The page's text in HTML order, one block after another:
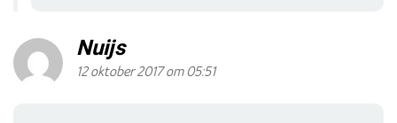
Nuijs
12 oktober 2017 om 05:51